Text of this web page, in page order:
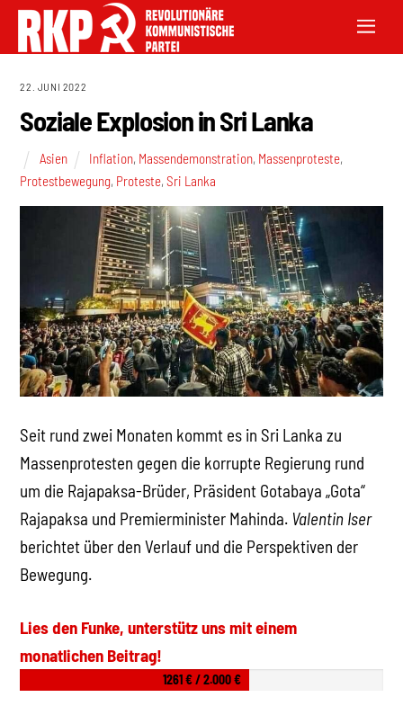
22. JUNI 2022
Soziale Explosion in Sri Lanka
Asien Inflation, Massendemonstration, Massenproteste,
Protestbewegung, Proteste,Sri Lanka
Seit rund zwei Monaten kommt es in Sri Lanka zu
Massenprotesten gegen die korrupte Regierung rund
um die Rajapaksa-Brüder, Präsident Gotabaya „Gota“
Rajapaksa und Premierminister Mahinda. Valentin Iser
berichtet über den Verlauf und die Perspektiven der
Bewegung.
Lies den Funke, unterstütz uns mit einem
monatlichen Beitrag!
1261 € / 2.000 €